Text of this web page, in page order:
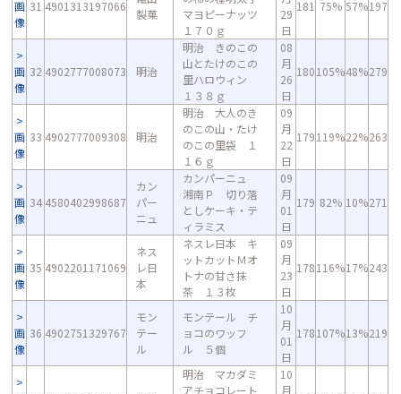
画
像
31 4901313197066
製菓
マヨピーナッツ
１７０ｇ
29
日
181 75% 57%197
画
像
32 4902777008073 明治
明治 きのこの
山とたけのこの
里ハロウィン
１３８ｇ
08
月
26
日
180105%48%279
画
像
33 4902777009308 明治
明治 大人のき
のこの山・たけ
のこの里袋 １
１６ｇ
09
月
22
日
179119%22%263
画
像
34 4580402998687
カン
パー
ニュ
カンパーニュ
湘南Ｐ 切り落
としケーキ・テ
ィラミス
09
月
01
日
179 82% 10%271
画
像
35 4902201171069
ネス
レ日
本
ネスレ日本 キ
ットカットＭオ
トナの甘さ抹
茶 １３枚
09
月
23
日
178116%17%243
画
像
36 4902751329767
モン
テー
ル
モンテール チ
ョコのワッフ
ル ５個
10
月
01
日
178107%13%219
明治 マカダミ
アチョコレート
10
月